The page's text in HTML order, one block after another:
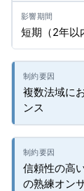
短期（2年以
複数法域に
ンス
信頼性の高
の熟練オン